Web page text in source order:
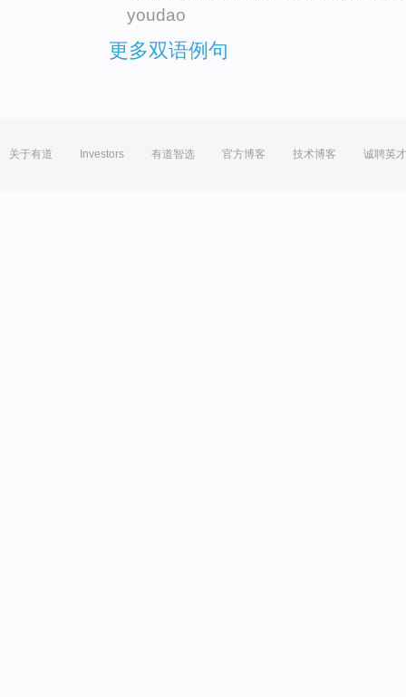
youdao
更多双语例句
关于有道 Investors 有道智选 官方博客 技术博客 诚聘英才